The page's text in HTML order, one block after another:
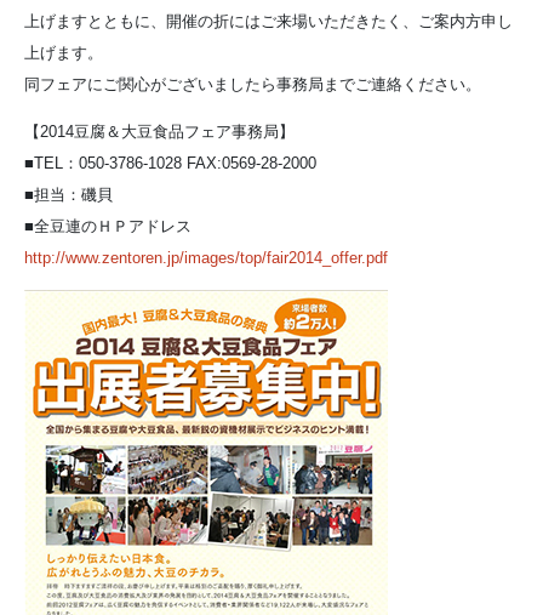
上げますとともに、開催の折にはご来場いただきたく、ご案内方申し
上げます。
同フェアにご関心がございましたら事務局までご連絡ください。
【2014豆腐＆大豆食品フェア事務局】
■TEL：050-3786-1028 FAX:0569-28-2000
■担当：磯貝
■全豆連のＨＰアドレス
http://www.zentoren.jp/images/top/fair2014_offer.pdf